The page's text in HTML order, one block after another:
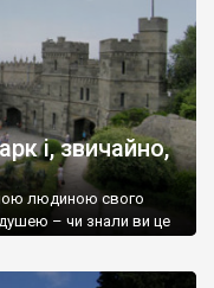
і, звичайно,
людиною свого
– чи знали ви це